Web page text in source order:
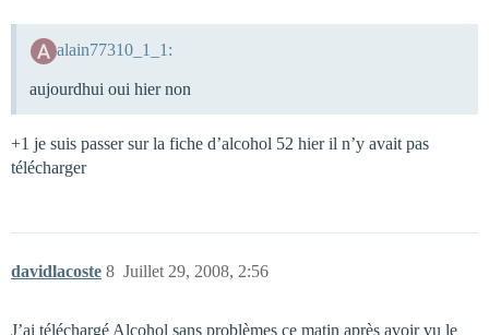
alain77310_1_1:
aujourdhui oui hier non
+1 je suis passer sur la fiche d’alcohol 52 hier il n’y avait pas
télécharger
davidlacoste Juillet 29, 2008, 2:56
8
J’ai téléchargé Alcohol sans problèmes ce matin après avoir vu le